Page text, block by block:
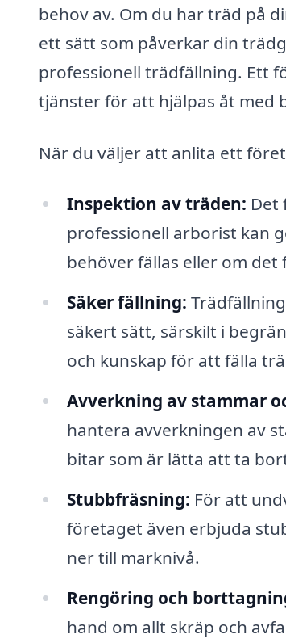
behov av. Om du har träd på
ett sätt som påverkar din
professionell trädfällning. Ett
tjänster för att hjälpas åt med
När du väljer att anlita ett
Inspektion av träden: Det
professionell arborist kan
behöver fällas eller om
Säker fällning:
säkert sätt, särskilt i
och kunskap för att fälla
Avverkning av stammar
hantera avverkningen av
bitar som är lätta att ta
Stubbfräsning: För att
företaget även erbjuda
ner till marknivå.
Rengöring och
hand om allt skräp och